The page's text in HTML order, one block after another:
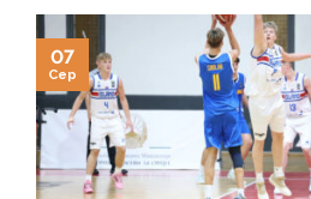
07
Сер